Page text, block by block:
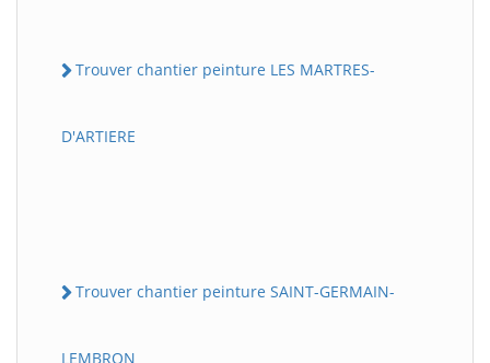
Trouver chantier peinture LES MARTRES-
D'ARTIERE
Trouver chantier peinture SAINT-GERMAIN-
LEMBRON